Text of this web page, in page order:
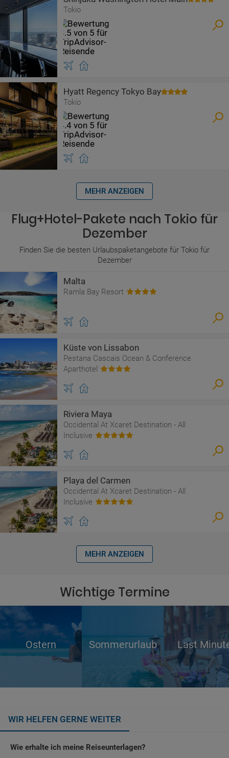
Tokio
Hyatt Regency Tokyo Bay
Tokio
MEHR ANZEIGEN
Flug+Hotel-Pakete nach Tokio für
Dezember
Finden Sie die besten Urlaubspaketangebote für Tokio für
Dezember
Malta
Ramla Bay Resort
Küste von Lissabon
Pestana Cascais Ocean & Conference
Aparthotel
Riviera Maya
Occidental At Xcaret Destination - All
Inclusive
Playa del Carmen
Occidental At Xcaret Destination - All
Inclusive
MEHR ANZEIGEN
Wichtige Termine
Ostern Sommerurlaub Last
WIR HELFEN GERNE WEITER
Wie erhalte ich meine Reiseunterlagen?